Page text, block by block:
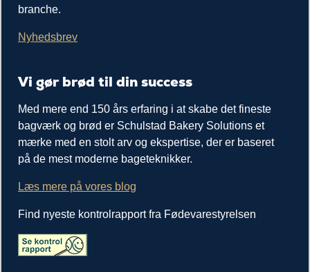
branche.
Nyhedsbrev
Vi gør brød til din success
Med mere end 150 års erfaring i at skabe det fineste
bagværk og brød er Schulstad Bakery Solutions et
mærke med en stolt arv og ekspertise, der er baseret
på de mest moderne bageteknikker.
Læs mere på vores blog
Find nyeste kontrolrapport fra Fødevarestyrelsen